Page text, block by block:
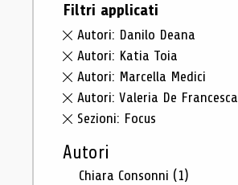
Filtri applicati
Autori: Danilo Deana
Autori: Katia Toia
Autori: Marcella Medici
Autori: Valeria De Francesca
Sezioni: Focus
Autori
Chiara Consonni (1)